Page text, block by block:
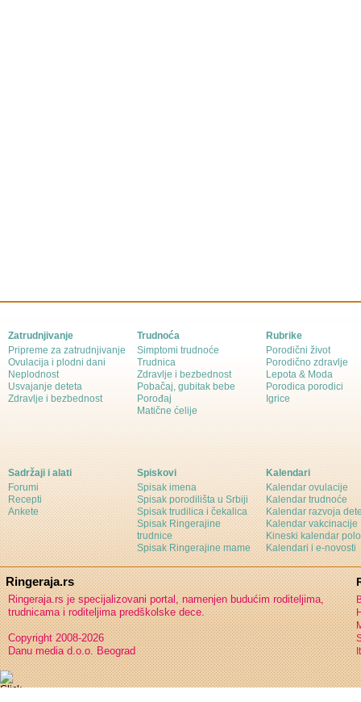
Zatrudnjivanje
Pripreme za zatrudnjivanje
Ovulacija i plodni dani
Neplodnost
Usvajanje deteta
Zdravlje i bezbednost
Trudnoća
Simptomi trudnoće
Trudnica
Zdravlje i bezbednost
Pobačaj, gubitak bebe
Porođaj
Matične ćelije
Rubrike
Porodični život
Porodično zdravlje
Lepota & Moda
Porodica porodici
Igrice
Sadržaji i alati
Forumi
Recepti
Ankete
Spiskovi
Spisak imena
Spisak porodilišta u Srbiji
Spisak trudilica i čekalica
Spisak Ringerajine
trudnice
Spisak Ringerajine mame
Kalendari
Kalendar ovulacije
Kalendar trudnoće
Kalendar razvoja
Kalendar vakcinacije
Kineski kalendar
Kalendari i e-novosti
Ringeraja.rs
Ringeraja.rs je specijalizovani portal, namenjen budućim roditeljima,
trudnicama i roditeljima predškolske dece.
Copyright 2008-2026
Danu media d.o.o. Beograd